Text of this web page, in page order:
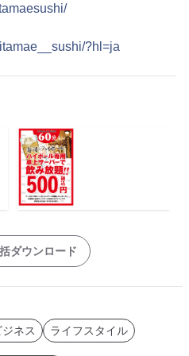
?hl=ja
ダウンロード
ジネス ライフスタイル